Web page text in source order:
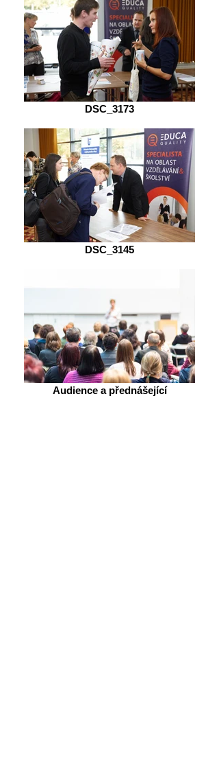
DSC_3173
DSC_3145
Audience a přednášející